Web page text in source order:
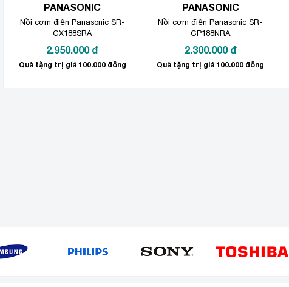
PANASONIC
Nồi cơm điện Panasonic SR-
CX188SRA
2.950.000 đ
Quà tặng trị giá 100.000 đồng
PANASONIC
Nồi cơm điện Panasonic SR-
CP188NRA
2.300.000 đ
Quà tặng trị giá 100.000 đồng